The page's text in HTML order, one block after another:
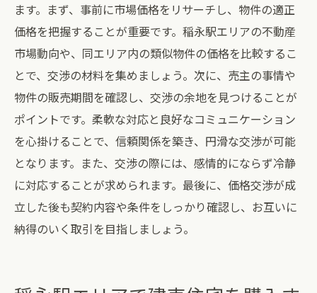
ます。まず、事前に市場価格をリサーチし、物件の適正
価格を把握することが重要です。稲永駅エリアの不動産
市場動向や、同エリア内の類似物件の価格を比較するこ
とで、交渉の材料を集めましょう。次に、売主の事情や
物件の販売期間を確認し、交渉の余地を見つけることが
ポイントです。柔軟な対応と良好なコミュニケーション
を心掛けることで、信頼関係を築き、円滑な交渉が可能
となります。また、交渉の際には、感情的にならず冷静
に対応することが求められます。最後に、価格交渉が成
立した後も契約内容や条件をしっかり確認し、お互いに
納得のいく取引を目指しましょう。